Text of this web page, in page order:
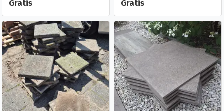
Gratis Gratis